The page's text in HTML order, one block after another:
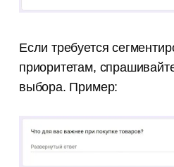
Если требуется
приоритетам,
выбора. Пример: